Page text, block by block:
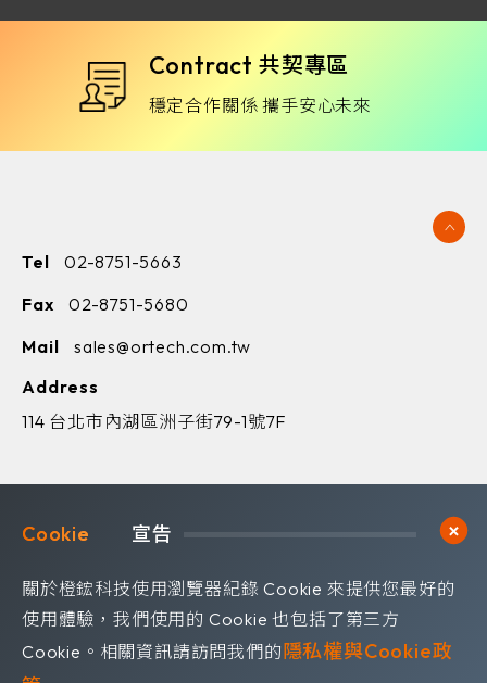
Contract 共契專區
穩定合作關係 攜手安心未來
Tel
02-8751-5663
Fax
02-8751-5680
Mail
sales@ortech.com.tw
Address
114 台北市內湖區洲子街79-1號7F
Subscribe 訂閱電子報
宣告
關於橙鋐科技使用瀏覽器紀錄 Cookie 來提供您最好的
使用體驗，我們使用的 Cookie 也包括了第三方
Cookie。相關資訊請訪問我們的隱私權與Cookie政